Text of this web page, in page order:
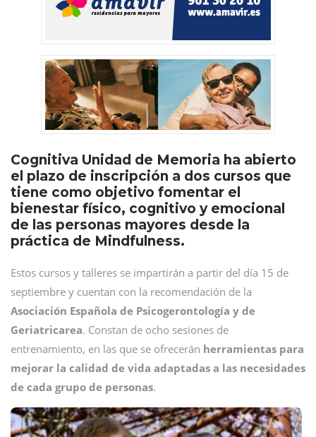
Cognitiva Unidad de Memoria ha abierto
el plazo de inscripción a dos cursos que
tiene como objetivo fomentar el
bienestar físico, cognitivo y emocional
de las personas mayores desde la
práctica de Mindfulness.
Estos cursos y talleres se impartirán a partir del día 15 de
septiembre y cuentan con la recomendación de la
Asociación Española de Psicogerontología y de
Geriatricarea. Constan de ocho sesiones de
entrenamiento, en las que se ofrecerán herramientas para
mejorar la calidad de vida adaptadas a las necesidades
de cada grupo de personas.